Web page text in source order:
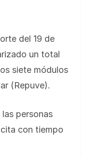
del 19 de
un total
siete módulos
(Repuve).
personas
con tiempo